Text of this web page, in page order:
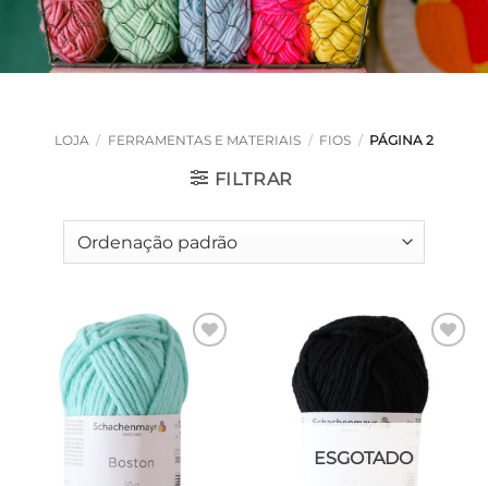
LOJA / FERRAMENTAS E MATERIAIS / FIOS / PÁGINA 2
FILTRAR
Adicionar
à lista de
desejos
Adicionar
à lista de
desejos
ESGOTADO